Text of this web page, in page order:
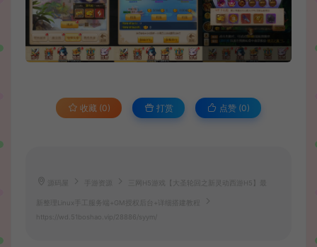
收藏 (0) 打赏 点赞 (0)
手游资源 三网H5游戏【大圣轮回之新灵动西游H5】最
新整理Linux手工服务端+GM授权后台+详细搭建教程
https://wd.51boshao.vip/28886/syym/